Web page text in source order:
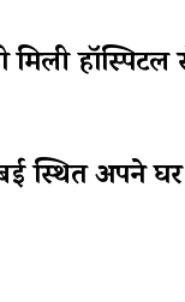
से
स्थित